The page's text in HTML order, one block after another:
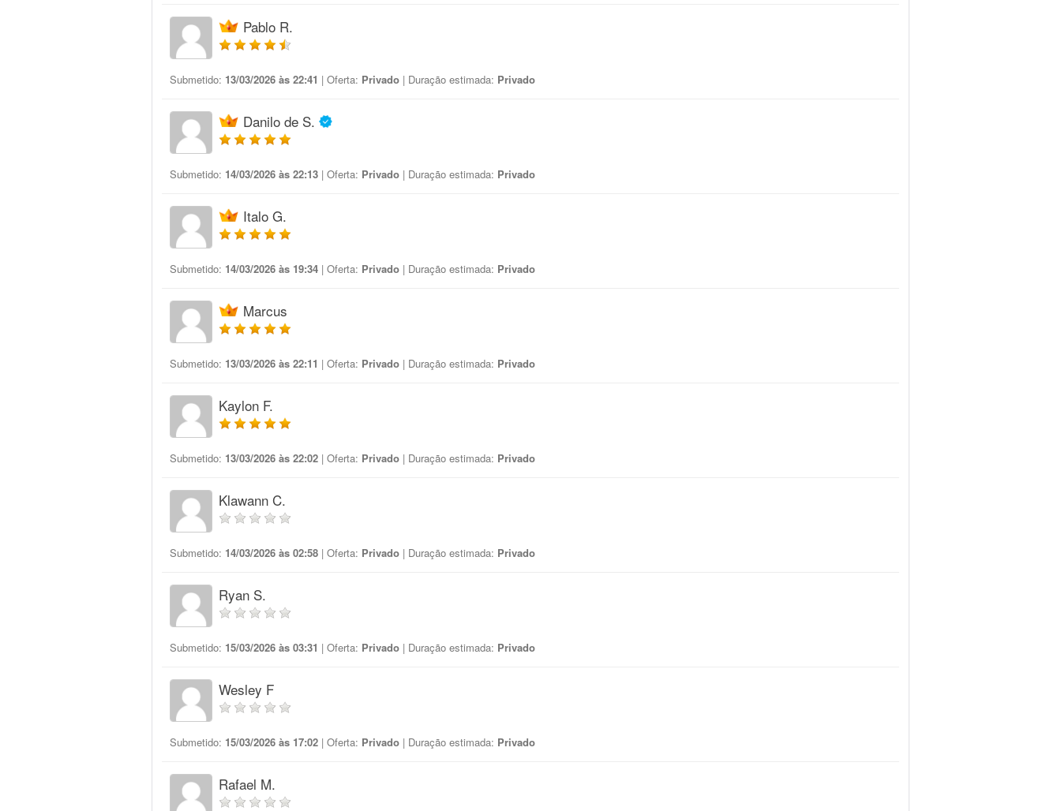
Pablo R.
Submetido: 13/03/2026 às 22:41 | Oferta: Privado | Duração estimada: Privado
Danilo de S.
Submetido: 14/03/2026 às 22:13 | Oferta: Privado | Duração estimada: Privado
Italo G.
Submetido: 14/03/2026 às 19:34 | Oferta: Privado | Duração estimada: Privado
Marcus
Submetido: 13/03/2026 às 22:11 | Oferta: Privado | Duração estimada: Privado
Kaylon F.
Submetido: 13/03/2026 às 22:02 | Oferta: Privado | Duração estimada: Privado
Klawann C.
Submetido: 14/03/2026 às 02:58 | Oferta: Privado | Duração estimada: Privado
Ryan S.
Submetido: 15/03/2026 às 03:31 | Oferta: Privado | Duração estimada: Privado
Wesley F
Submetido: 15/03/2026 às 17:02 | Oferta: Privado | Duração estimada: Privado
Rafael M.